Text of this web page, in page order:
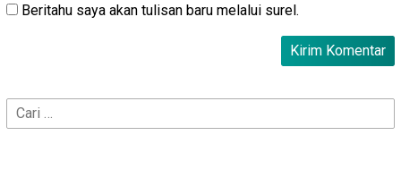
Beritahu saya akan tulisan baru melalui surel.
Cari
untuk: